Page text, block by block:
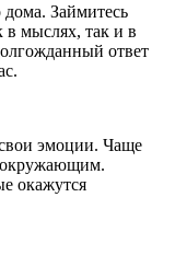
дома. Займитесь
в мыслях, так и в
ответ
эмоции. Чаще
окружающим.
окажутся